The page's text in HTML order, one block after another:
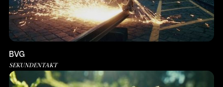
BVG
SEKUNDENTAKT